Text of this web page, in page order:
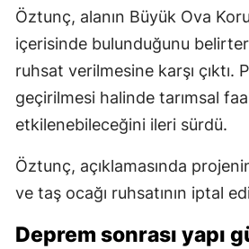
Öztunç, alanın Büyük Ova
içerisinde bulunduğunu
ruhsat verilmesine karşı çıktı.
geçirilmesi halinde tarımsal
etkilenebileceğini ileri sürdü.
Öztunç, açıklamasında
ve taş ocağı ruhsatının iptal
Deprem sonrası yapı